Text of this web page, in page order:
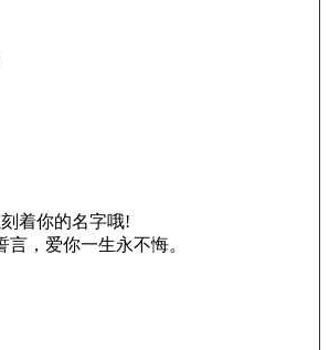
着你的名字哦!
，爱你一生永不悔。